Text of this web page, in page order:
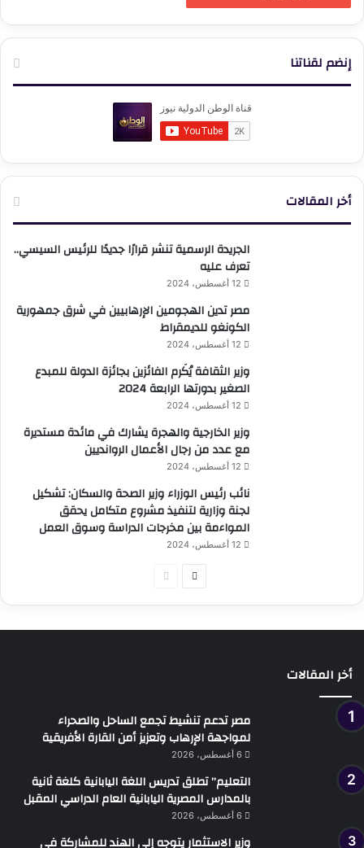
إنضم لقناتنا
أخر المقالات
الجريدة الرسمية تنشر قرارًا جديدًا للرئيس السيسي..
تعرف عليه
12 أغسطس، 2024
مصر تدين الهجومين الإرهابيين في شرق جمهورية
الكونغو للديمقراط
12 أغسطس، 2024
وزير الثقافة يُكَرم الفائزين بجائزة الدولة للمبدع
الصغير بدورتها الرابعة 2024
12 أغسطس، 2024
وزير الخارجية والهجرة يشارك في مائدة مستديرة
مع عدد من رجال الأعمال الروانديين
12 أغسطس، 2024
نائب رئيس الوزراء وزير الصحة والسكان: تشكيل
لجنة وزارية لتنفيذ مشروع متكامل يحقق
المواءمة بين مخرجات الدراسة وسوق العمل
12 أغسطس، 2024
الصفحة
أخر المقالات
مصر تدعم تنشيط تجمع الساحل والصحراء
لمواجهة الإرهاب وتعزيز أمن القارة الأفريقية
6 أغسطس، 2026
التعليم” تطلق تدريس اللغة اليابانية كلغة ثانية
بالمدارس المصرية اليابانية العام الدراسي المقبل
6 أغسطس، 2026
وزير الاستثمار يتوجه إلى الهند للمشاركة في